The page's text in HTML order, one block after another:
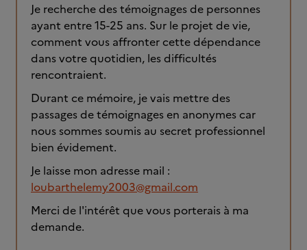
Je recherche des témoignages de personnes
ayant entre 15-25 ans. Sur le projet de vie,
comment vous affronter cette dépendance
dans votre quotidien, les difficultés
rencontraient.
Durant ce mémoire, je vais mettre des
passages de témoignages en anonymes car
nous sommes soumis au secret professionnel
bien évidement.
Je laisse mon adresse mail :
loubarthelemy2003@gmail.com
Merci de l'intérêt que vous porterais à ma
demande.